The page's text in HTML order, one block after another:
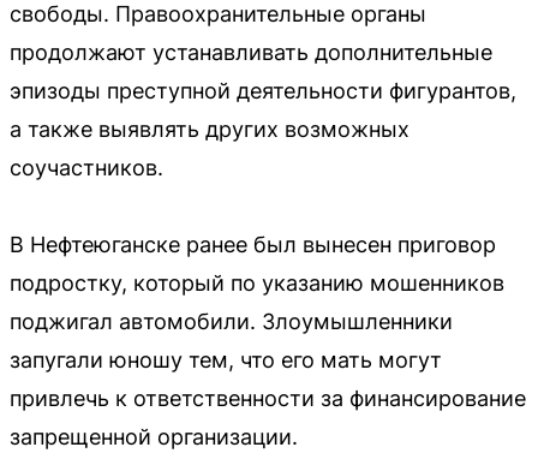
свободы. Правоохранительные органы
продолжают устанавливать дополнительные
эпизоды преступной деятельности фигурантов,
а также выявлять других возможных
соучастников.
В Нефтеюганске ранее был вынесен приговор
подростку, который по указанию мошенников
поджигал автомобили. Злоумышленники
запугали юношу тем, что его мать могут
привлечь к ответственности за финансирование
запрещенной организации.